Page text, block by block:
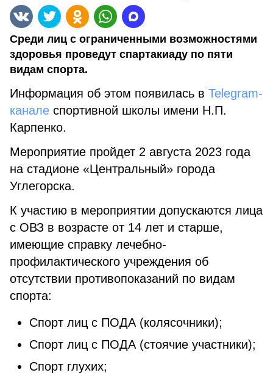
Среди лиц с ограниченными возможностями
здоровья проведут спартакиаду по пяти
видам спорта.
Информация об этом появилась в Telegram-
канале спортивной школы имени Н.П.
Карпенко.
Мероприятие пройдет 2 августа 2023 года
на стадионе «Центральный» города
Углегорска.
К участию в мероприятии допускаются лица
с ОВЗ в возрасте от 14 лет и старше,
имеющие справку лечебно-
профилактического учреждения об
отсутствии противопоказаний по видам
спорта:
Спорт лиц с ПОДА (колясочники);
Спорт лиц с ПОДА (стоячие участники);
Спорт глухих;